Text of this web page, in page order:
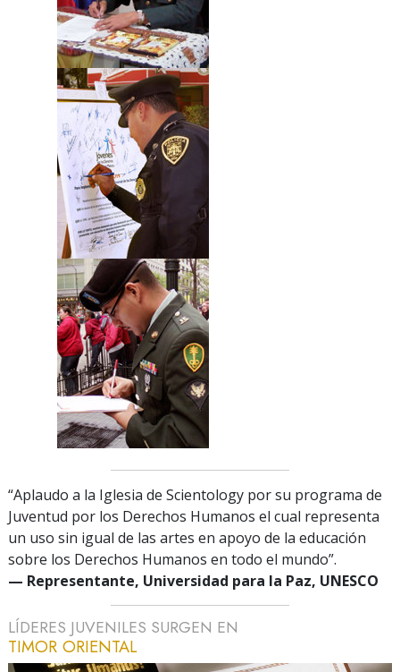
“Aplaudo a la Iglesia de Scientology por su programa de
Juventud por los Derechos Humanos el cual representa
un uso sin igual de las artes en apoyo de la educación
sobre los Derechos Humanos en todo el mundo”.
— Representante, Universidad para la Paz, UNESCO
LÍDERES JUVENILES SURGEN EN
TIMOR ORIENTAL